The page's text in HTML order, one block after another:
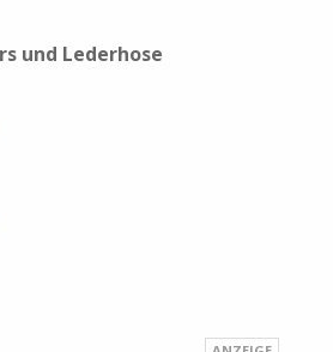
und Lederhose